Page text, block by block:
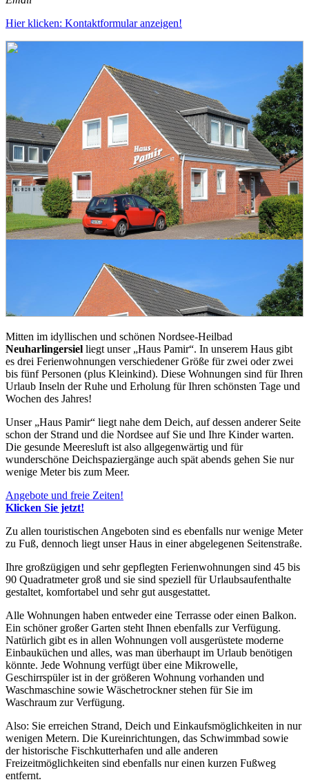
Hier klicken: Kontaktformular anzeigen!
Mitten im idyllischen und schönen Nordsee-Heilbad
Neuharlingersiel liegt unser „Haus Pamir“. In unserem Haus gibt
es drei Ferienwohnungen verschiedener Größe für zwei oder zwei
bis fünf Personen (plus Kleinkind). Diese Wohnungen sind für Ihren
Urlaub Inseln der Ruhe und Erholung für Ihren schönsten Tage und
Wochen des Jahres!
Unser „Haus Pamir“ liegt nahe dem Deich, auf dessen anderer Seite
schon der Strand und die Nordsee auf Sie und Ihre Kinder warten.
Die gesunde Meeresluft ist also allgegenwärtig und für
wunderschöne Deichspaziergänge auch spät abends gehen Sie nur
wenige Meter bis zum Meer.
Angebote und freie Zeiten!
Klicken Sie jetzt!
Zu allen touristischen Angeboten sind es ebenfalls nur wenige Meter
zu Fuß, dennoch liegt unser Haus in einer abgelegenen Seitenstraße.
Ihre großzügigen und sehr gepflegten Ferienwohnungen sind 45 bis
90 Quadratmeter groß und sie sind speziell für Urlaubsaufenthalte
gestaltet, komfortabel und sehr gut ausgestattet.
Alle Wohnungen haben entweder eine Terrasse oder einen Balkon.
Ein schöner großer Garten steht Ihnen ebenfalls zur Verfügung.
Natürlich gibt es in allen Wohnungen voll ausgerüstete moderne
Einbauküchen und alles, was man überhaupt im Urlaub benötigen
könnte. Jede Wohnung verfügt über eine Mikrowelle,
Geschirrspüler ist in der größeren Wohnung vorhanden und
Waschmaschine sowie Wäschetrockner stehen für Sie im
Waschraum zur Verfügung.
Also: Sie erreichen Strand, Deich und Einkaufsmöglichkeiten in nur
wenigen Metern. Die Kureinrichtungen, das Schwimmbad sowie
der historische Fischkutterhafen und alle anderen
Freizeitmöglichkeiten sind ebenfalls nur einen kurzen Fußweg
entfernt.